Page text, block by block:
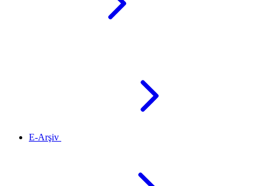
E-Arşiv